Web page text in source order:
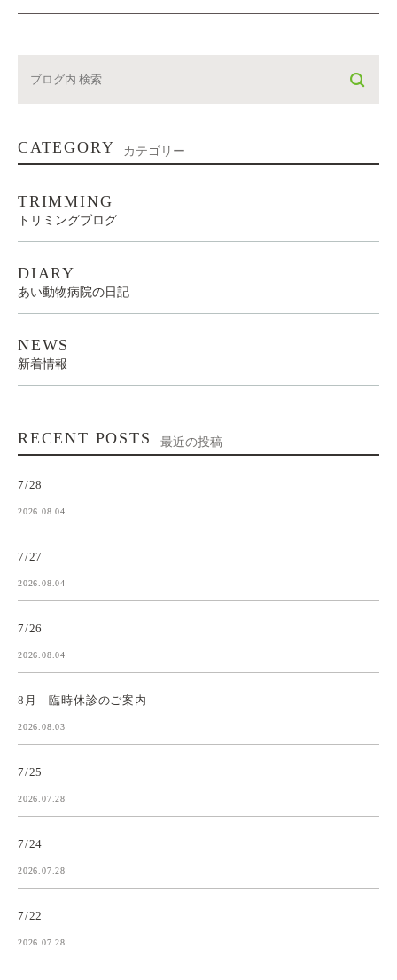
CATEGORY カテゴリー
TRIMMING
トリミングブログ
DIARY
あい動物病院の日記
NEWS
新着情報
RECENT POSTS 最近の投稿
7/28
2026.08.04
7/27
2026.08.04
7/26
2026.08.04
8月 臨時休診のご案内
2026.08.03
7/25
2026.07.28
7/24
2026.07.28
7/22
2026.07.28